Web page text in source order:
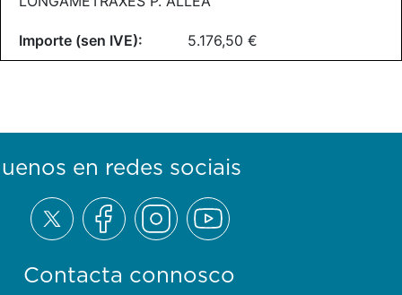
5.176,50 €
Contacta connosco
en redes sociais